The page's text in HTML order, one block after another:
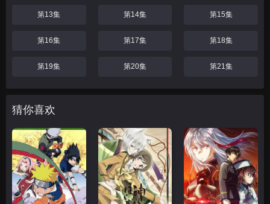
第13集 第14集 第15集
第16集 第17集 第18集
第19集 第20集 第21集
猜你喜欢